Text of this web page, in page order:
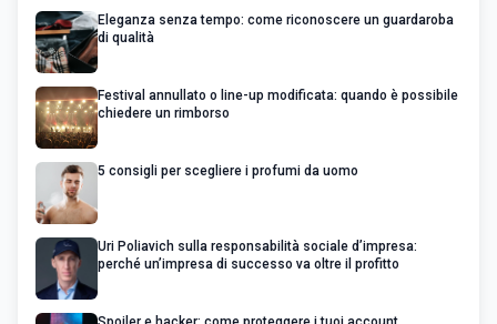
Eleganza senza tempo: come riconoscere un guardaroba
di qualità
Festival annullato o line-up modificata: quando è possibile
chiedere un rimborso
5 consigli per scegliere i profumi da uomo
Uri Poliavich sulla responsabilità sociale d’impresa:
perché un’impresa di successo va oltre il profitto